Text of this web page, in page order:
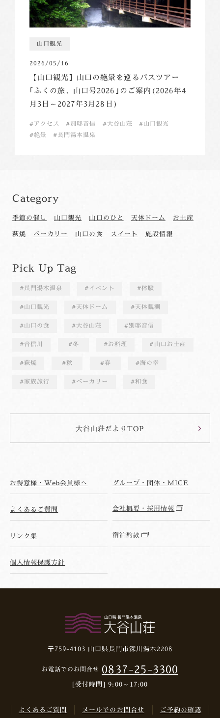
山口観光
2026/05/16
【山口観光】山口の絶景を巡るバスツアー
｢ふくの旅、山口号2026｣のご案内(2026年4
月3日～2027年3月28日)
アクセス 別邸音信 大谷山荘
山口観光
絶景
長門湯本温泉
Category
季節の催し 山口観光 山口のひと 天体ドーム
お土産
萩焼
ベーカリー 山口の食 スイート 施設情報
Pick Up Tag
長門湯本温泉 イベント 体験
山口観光 天体ドーム 天体観測
山口の食 大谷山荘 別邸音信
音信川 冬 お料理 山口お土産
萩焼 秋 春 海の幸
家族旅行 ベーカリー 和食
大谷山荘だよりTOP
お得意様・Web会員様へ グループ・団体・MICE
よくあるご質問 会社概要・採用情報
リンク集 宿泊約款
個人情報保護方針
〒759-4103 山口県長門市深川湯本2208
お電話でのお問合せ 0837-25-3300
[受付時間] 9:00～17:00
よくあるご質問 メールでのお問合せ ご予約の確認